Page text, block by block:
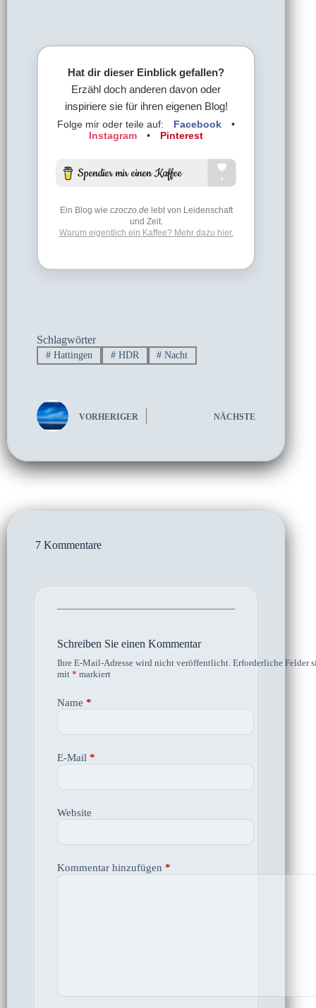
Hat dir dieser Einblick gefallen?
Erzähl doch anderen davon oder
inspiriere sie für ihren eigenen Blog!
Folge mir oder teile auf: Facebook
•
Instagram
• Pinterest
Ein Blog wie czoczo.delebt von Leidenschaft
und Zeit.
Warum eigentlich ein Kaffee? Mehr dazu hier.
Schlagwörter
#Hattingen #HDR # Nacht
VORHERIGER NÄCHSTE
7 Kommentare
Schreiben Sie einen Kommentar
Ihre E-Mail-Adresse wird nicht veröffentlicht. Erforderliche Felder
mit * markiert
Name *
E-Mail *
Website
Kommentar hinzufügen *